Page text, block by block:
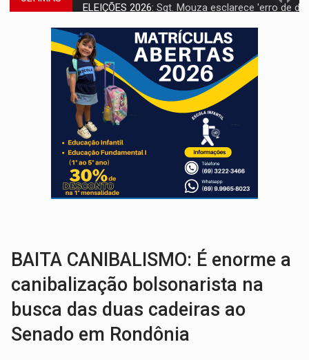
JUDICIÁRIO:Sinjur parabeniza servidores pelo adicional de incentivo com
Publicação Legal:AVISO DE LICITAÇÃO: Pregão Eletrônico Nº 12/2026
BR-364:Polícia apreende mais de uma tonelada de drogas em fundo
EMOCIONE: PRESENTES: Confira os sorteados na promoção
VOVÔ LADRÃO: Idoso é filmado furtando bicicleta na frente
JUSTIÇA: Comarca de Nova Mamoré terá seu primeiro
ADAILTON FÚRIA: Assessoria denuncia suposto ataque com perfis
Coreografia de Rondônia estreia na programação do Festival de
BAITA CANIBALISMO: É enorme a
canibalização bolsonarista na
busca das duas cadeiras ao
Senado em Rondônia